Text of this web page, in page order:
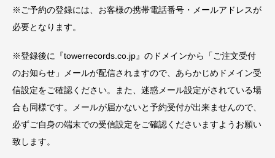
※ご予約の登録には、お客様の携帯電話番号・メールアドレスが
必要となります。
※登録後に『towerrecords.co.jp』のドメインから「ご注文受付
のお知らせ」メールが配信されますので、あらかじめドメイン受
信設定をご確認ください。また、迷惑メール設定がされている場
合も同様です。メールが届かないと予約受付が出来ませんので、
必ずご自身の端末での受信設定をご確認くださいますようお願い
致します。